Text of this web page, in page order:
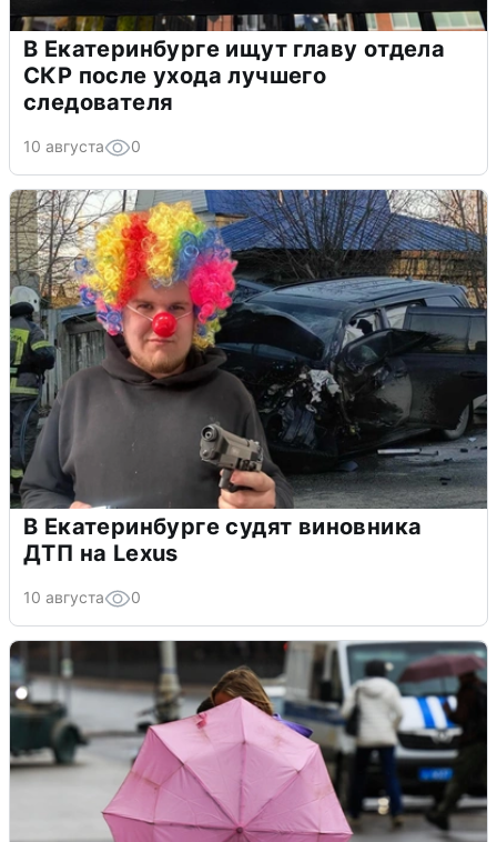
В Екатеринбурге ищут главу отдела
СКР после ухода лучшего
следователя
10 августа 0
В Екатеринбурге судят виновника
ДТП на Lexus
10 августа 0